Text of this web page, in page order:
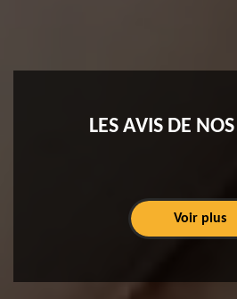
LES AVIS DE
Voir plus